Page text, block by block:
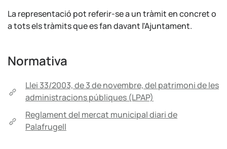
La representació pot referir-se a un tràmit en concret o
a tots els tràmits que es fan davant l'Ajuntament.
Normativa
Llei 33/2003, de 3 de novembre, del patrimoni de les
administracions públiques (LPAP)
Reglament del mercat municipal diari de
Palafrugell